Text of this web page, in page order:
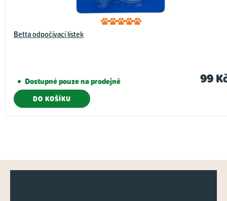
Betta odpočívací lístek
Dostupné pouze na prodejně 99
DO KOŠÍKU